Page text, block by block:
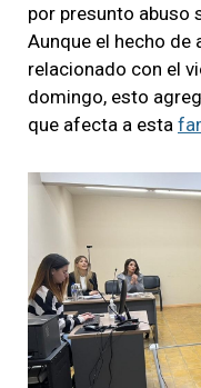
por presunto abuso
Aunque el hecho de
relacionado con el
domingo, esto
que afecta a esta